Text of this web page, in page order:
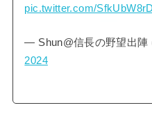
pic.twitter.com/
— Shun@信長の野望出
2024